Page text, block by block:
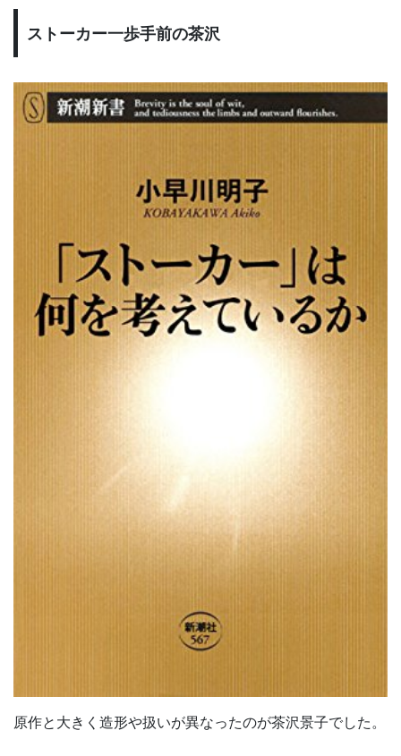
ストーカー一歩手前の茶沢
原作と大きく造形や扱いが異なったのが茶沢景子でした。